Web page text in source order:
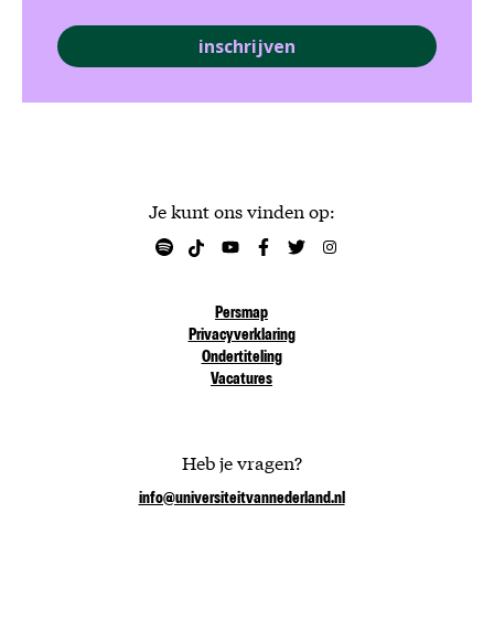
Je kunt ons vinden op:
Persmap
Privacyverklaring
Ondertiteling
Vacatures
Heb je vragen?
info@universiteitvannederland.nl
inschrijven